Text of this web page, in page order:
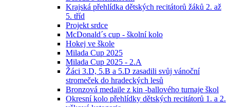
Krajská přehlídka dětských recitátorů žáků 2. až
5. tříd
Projekt srdce
McDonald´s cup - školní kolo
Hokej ve škole
Milada Cup 2025
Milada Cup 2025 - 2.A
Žáci 3.D, 5.B a 5.D zasadili svůj vánoční
stromeček do hradeckých lesů
Bronzová medaile z kin -ballového turnaje škol
Okresní kolo přehlídky dětských recitátorů 1. a 2.